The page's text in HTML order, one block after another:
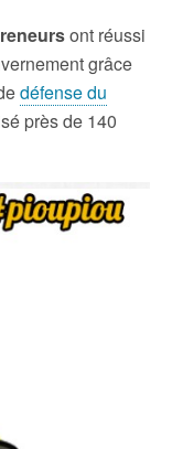
ont réussi
grâce
défense du
près de 140